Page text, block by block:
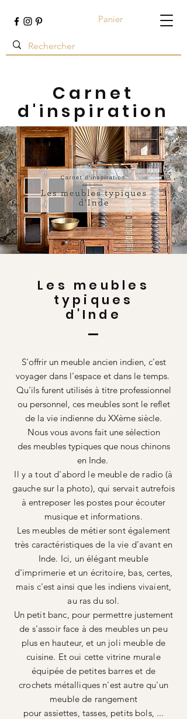
Panier
Carnet
d'inspiration
Les meubles
typiques
d'Inde
S'offrir un meuble ancien indien, c'est
voyager dans l'espace et dans le temps.
Qu'ils furent utilisés à titre professionnel
ou personnel, ces meubles sont le reflet
de la vie indienne du XXème siècle.
Nous vous avons fait une sélection
des meubles typiques que nous chinons
en Inde.
Il y a tout d'abord le meuble de radio (à
gauche sur la photo), qui servait autrefois
à entreposer les postes pour écouter
musique et informations.
Les meubles de métier sont également
très caractéristiques de la vie d'avant en
Inde. Ici, un élégant meuble
d'imprimerie et un écritoire, bas, certes,
mais c'est ainsi que les indiens vivaient,
au ras du sol.
Un petit banc, pour permettre justement
de s'assoir face à des meubles un peu
plus en hauteur, et un joli meuble de
cuisine. Et oui cette vitrine murale
équipée de petites barres et de
crochets métalliques n'est autre qu'un
meuble de rangement
pour assiettes, tasses, petits bols, ...